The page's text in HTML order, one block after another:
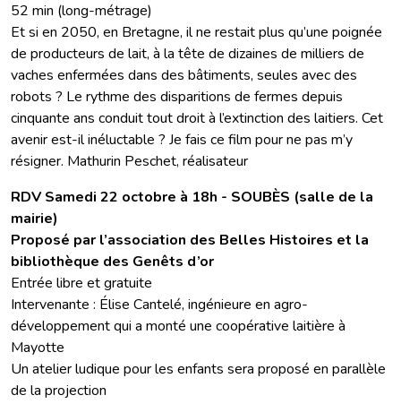
52 min (long-métrage)
Et si en 2050, en Bretagne, il ne restait plus qu’une poignée
de producteurs de lait, à la tête de dizaines de milliers de
vaches enfermées dans des bâtiments, seules avec des
robots ? Le rythme des disparitions de fermes depuis
cinquante ans conduit tout droit à l’extinction des laitiers. Cet
avenir est-il inéluctable ? Je fais ce film pour ne pas m’y
résigner. Mathurin Peschet, réalisateur
RDV Samedi 22 octobre à 18h - SOUBÈS (salle de la
mairie)
Proposé par l’association des Belles Histoires et la
bibliothèque des Genêts d’or
Entrée libre et gratuite
Intervenante : Élise Cantelé, ingénieure en agro-
développement qui a monté une coopérative laitière à
Mayotte
Un atelier ludique pour les enfants sera proposé en parallèle
de la projection